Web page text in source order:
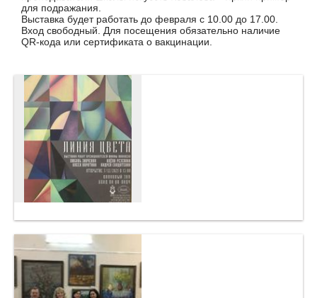
для подражания.
Выставка будет работать до февраля с 10.00 до 17.00.
Вход свободный. Для посещения обязательно наличие
QR-кода или сертификата о вакцинации.